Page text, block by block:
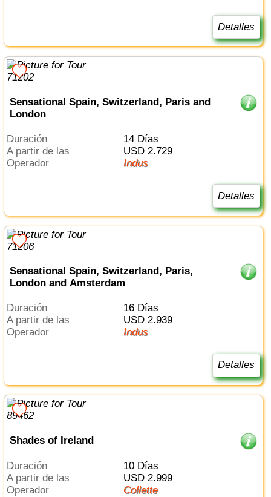
Detalles
Sensational Spain, Switzerland, Paris and
London
Duración
14 Días
a partir de las
USD 2.729
Operador
Indus
Detalles
Sensational Spain, Switzerland, Paris,
London and Amsterdam
Duración
16 Días
a partir de las
USD 2.939
Operador
Indus
Detalles
Shades of Ireland
Duración
10 Días
a partir de las
USD 2.999
Operador
Collette